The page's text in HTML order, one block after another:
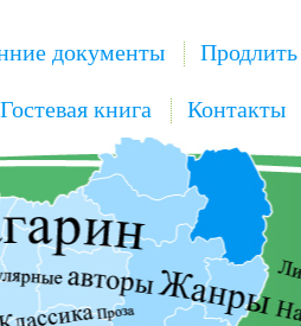
документы
Гостевая книга Контакты